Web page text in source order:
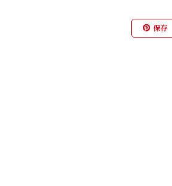
保存